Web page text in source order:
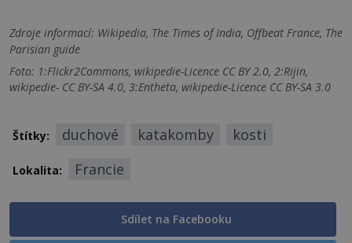
Zdroje informací: Wikipedia, The Times of India, Offbeat France, The
Parisian guide
Foto: 1:Flickr2Commons, wikipedie-Licence CC BY 2.0, 2:Rijin,
wikipedie- CC BY-SA 4.0, 3:Entheta, wikipedie-Licence CC BY-SA 3.0
Štítky: duchové katakomby kosti
Lokalita: Francie
Sdílet na Facebooku